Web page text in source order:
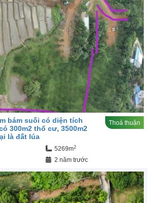
bám suối có diện tích
300m2 thổ cư, 3500m2
là đất lúa
Thoả thuận
5269m2
2 năm trước